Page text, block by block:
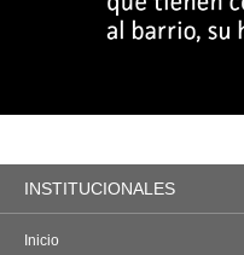
INSTITUCIONALES
Inicio